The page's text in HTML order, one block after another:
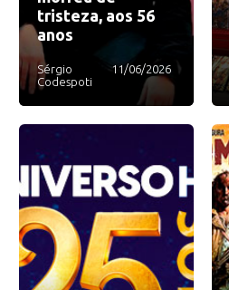
tristeza, aos 56
anos
Sérgio
Codespoti
11/06/2026